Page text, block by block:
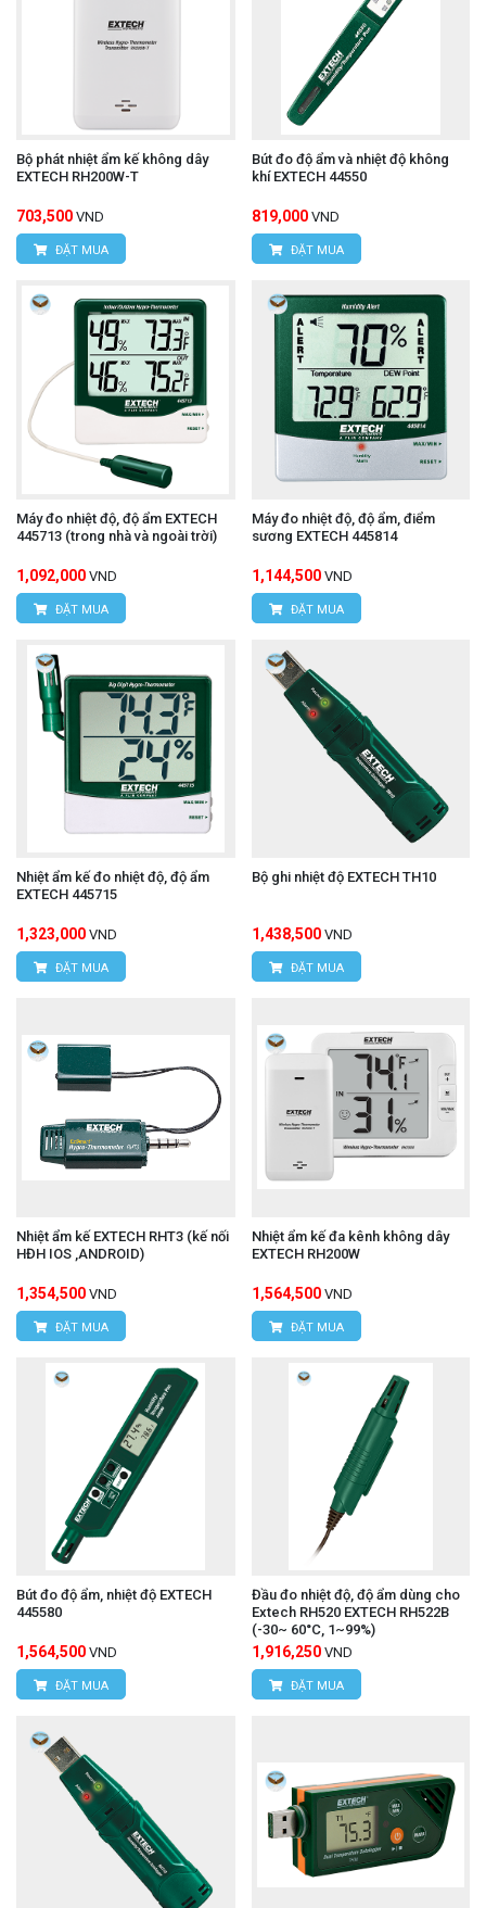
Bộ phát nhiệt ẩm kế không dây
EXTECH RH200W-T
703,500 VND
ĐẶT MUA
Bút đo độ ẩm và nhiệt độ không
khí EXTECH 44550
819,000 VND
ĐẶT MUA
Máy đo nhiệt độ, độ ẩm EXTECH
445713 (trong nhà và ngoài trời)
1,092,000 VND
ĐẶT MUA
Máy đo nhiệt độ, độ ẩm, điểm
sương EXTECH 445814
1,144,500 VND
ĐẶT MUA
Nhiệt ẩm kế đo nhiệt độ, độ ẩm
EXTECH 445715
1,323,000 VND
ĐẶT MUA
Bộ ghi nhiệt độ EXTECH TH10
1,438,500 VND
ĐẶT MUA
Nhiệt ẩm kế EXTECH RHT3 (kế nối
HĐH IOS ,ANDROID)
1,354,500 VND
ĐẶT MUA
Nhiệt ẩm kế đa kênh không dây
EXTECH RH200W
1,564,500 VND
ĐẶT MUA
Bút đo độ ẩm, nhiệt độ EXTECH
445580
1,564,500 VND
ĐẶT MUA
Đầu đo nhiệt độ, độ ẩm dùng cho
Extech RH520 EXTECH RH522B
(-30~ 60°C, 1~99%)
1,916,250 VND
ĐẶT MUA